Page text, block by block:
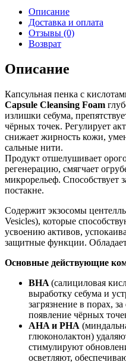
Описание
Доставка и оплата
Отзывы (0)
Возврат
Описание
Капсульная пенка с
Capsule Cleansing Foam
излишки себума,
чёрных точек. Регулирует
снижает жирность кожи,
сальные нити.
Продукт отшелушивает
регенерацию, смягчает
микрорельеф. Способствует
постакне.
Содержит экзосомы
Vesicles), которые
усвоению активов,
защитные функции.
Основные действующие
BHA (салициловая
выработку себума и
загрязнение в порах,
появление чёрных
AHA и PHA
глюконолактон)
стимулируют
осветляют,